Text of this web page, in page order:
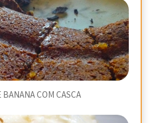
COM CASCA